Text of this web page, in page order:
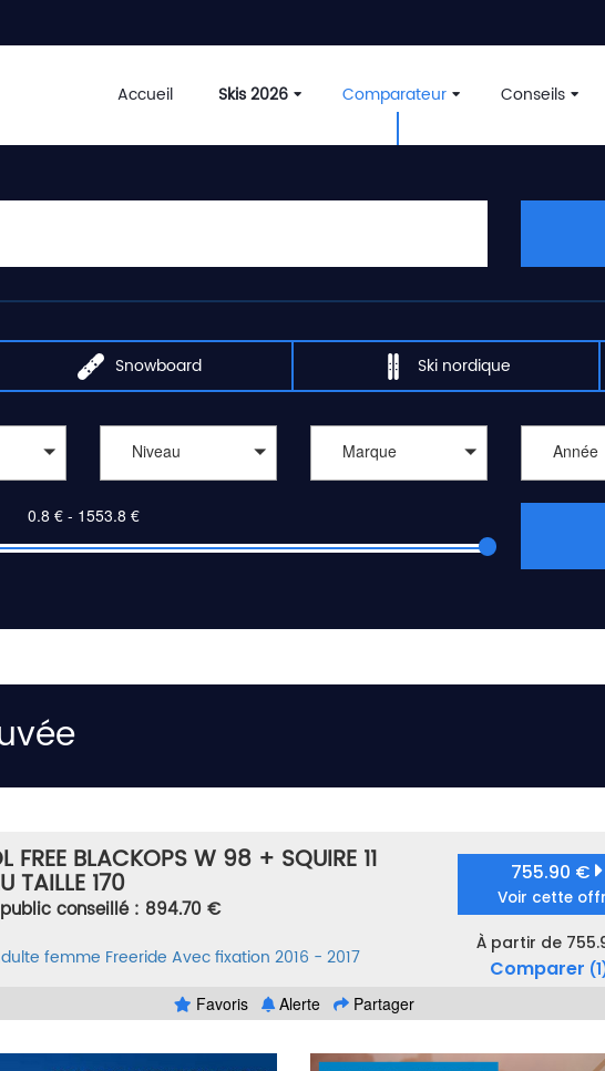
Accueil Skis 2026 Comparateur Conseils
Snowboard Ski nordique
Niveau Marque Année
FREE BLACKOPS W 98 + SQUIRE 11
TAILLE 170
conseillé : 894.70 €
femme Freeride Avec fixation 2016 - 2017
755.90 €
Voir cette
À partir de
Comparer
Favoris
Alerte Partager